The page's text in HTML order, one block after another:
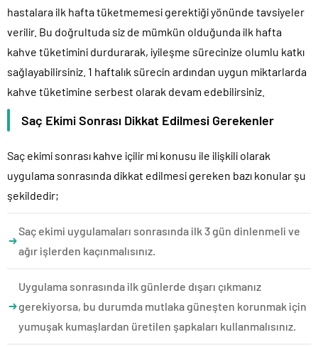
hastalara ilk hafta tüketmemesi gerektiği yönünde tavsiyeler
verilir. Bu doğrultuda siz de mümkün olduğunda ilk hafta
kahve tüketimini durdurarak, iyileşme sürecinize olumlu katkı
sağlayabilirsiniz. 1 haftalık sürecin ardından uygun miktarlarda
kahve tüketimine serbest olarak devam edebilirsiniz.
Saç Ekimi Sonrası Dikkat Edilmesi Gerekenler
Saç ekimi sonrası kahve içilir mi konusu ile ilişkili olarak
uygulama sonrasında dikkat edilmesi gereken bazı konular şu
şekildedir;
Saç ekimi uygulamaları sonrasında ilk 3 gün dinlenmeli ve
ağır işlerden kaçınmalısınız.
Uygulama sonrasında ilk günlerde dışarı çıkmanız
gerekiyorsa, bu durumda mutlaka güneşten korunmak için
yumuşak kumaşlardan üretilen şapkaları kullanmalısınız.